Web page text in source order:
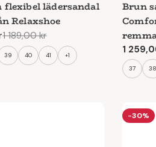
flexibel lädersandal
Relaxshoe
1 189,00 kr
39 40 41 +1
Brun
pris
1
37 38
-30%